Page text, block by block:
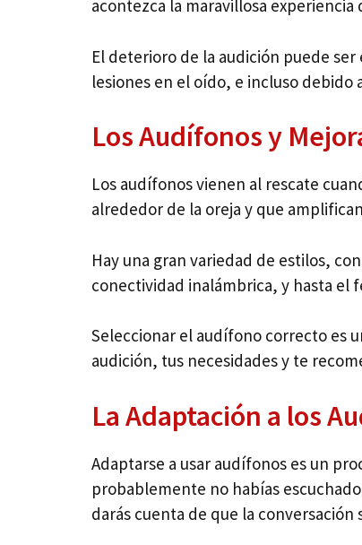
acontezca la maravillosa experiencia
El deterioro de la audición puede
lesiones en el oído, e incluso debido
Los Audífonos y
Los audífonos vienen al rescate
alrededor de la oreja y que
Hay una gran variedad de estilos,
conectividad inalámbrica, y hasta el
Seleccionar el audífono correcto es
audición, tus necesidades y te
La Adaptación a los
Adaptarse a usar audífonos es un
probablemente no habías
darás cuenta de que la